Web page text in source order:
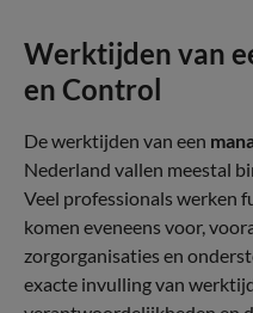
Werktijden van
en Control
De werktijden van een
Nederland vallen meestal
Veel professionals werken
komen eveneens voor,
zorgorganisaties en
exacte invulling van